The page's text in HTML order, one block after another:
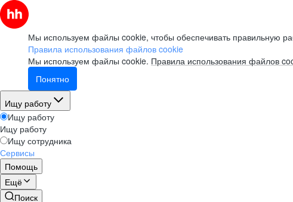
Мы используем файлы cookie, чтобы обеспечивать правильную
Правила использования файлов cookie
Мы используем файлы cookie. Правила использования файлов
Понятно
Ищу работу
Ищу работу
Ищу работу
Ищу сотрудника
Сервисы
Помощь
Ещё
Поиск